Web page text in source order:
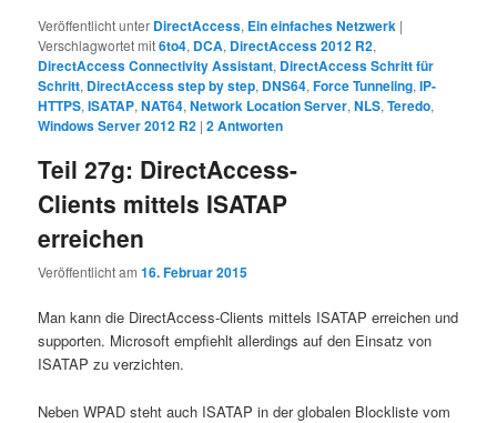
Veröffentlicht unter DirectAccess, Ein einfaches Netzwerk |
Verschlagwortet mit6to4, DCA, DirectAccess 2012 R2,
DirectAccess Connectivity Assistant, DirectAccess Schritt für
Schritt, DirectAccess step by step, DNS64,Force Tunneling,IP-
HTTPS,ISATAP,NAT64,Network Location Server,NLS,Teredo,
Windows Server 2012 R2 |2Antworten
Teil 27g: DirectAccess-
Clients mittels ISATAP
erreichen
Veröffentlicht am16. Februar 2015
Man kann die DirectAccess-Clients mittels ISATAP erreichen und
supporten. Microsoft empfiehlt allerdings auf den Einsatz von
ISATAP zu verzichten.
Neben WPAD steht auch ISATAP in der globalen Blockliste vom